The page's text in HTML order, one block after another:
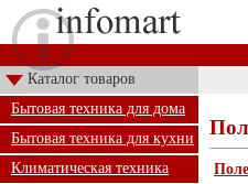
Каталог товаров
Бытовая техника для дома
Бытовая техника для кухни
Климатическая техника